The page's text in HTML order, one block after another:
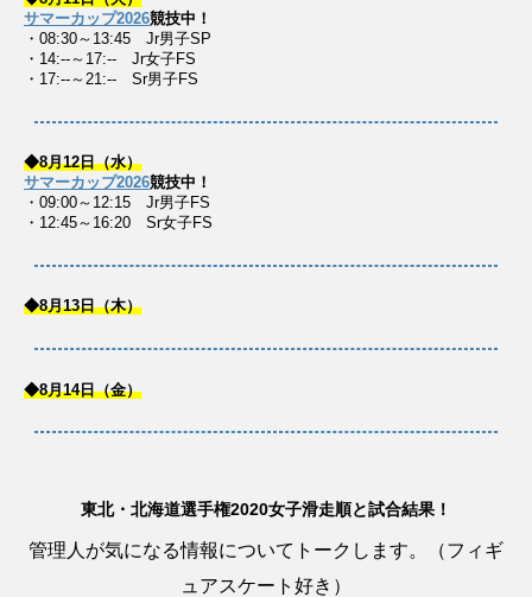
サマーカップ2026競技中！
・08:30～13:45 Jr男子SP
・14:--～17:-- Jr女子FS
・17:--～21:-- Sr男子FS
◆8月12日（水）
サマーカップ2026競技中！
・09:00～12:15 Jr男子FS
・12:45～16:20 Sr女子FS
◆8月13日（木）
◆8月14日（金）
東北・北海道選手権2020女子滑走順と試合結果！
管理人が気になる情報についてトークします。（フィギ
ュアスケート好き）